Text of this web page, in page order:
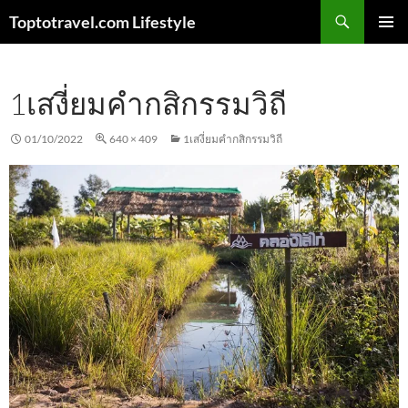
Toptotravel.com Lifestyle
1เสงี่ยมคำกสิกรรมวิถี
01/10/2022 640 × 409 1เสงี่ยมคำกสิกรรมวิถี